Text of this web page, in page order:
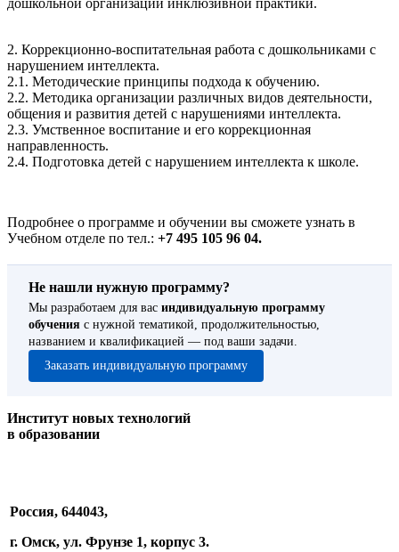
дошкольной организации инклюзивной практики.
2. Коррекционно-воспитательная работа с дошкольниками с
нарушением интеллекта.
2.1. Методические принципы подхода к обучению.
2.2. Методика организации различных видов деятельности,
общения и развития детей с нарушениями интеллекта.
2.3. Умственное воспитание и его коррекционная
направленность.
2.4. Подготовка детей с нарушением интеллекта к школе.
Подробнее о программе и обучении вы сможете узнать в
Учебном отделе по тел.: +7 495 105 96 04.
Не нашли нужную программу?
Мы разработаем для вас индивидуальную программу
обучения с нужной тематикой, продолжительностью,
названием и квалификацией — под ваши задачи.
Заказать индивидуальную программу
Институт новых технологий
в образовании
Россия, 644043,
г. Омск, ул. Фрунзе 1, корпус 3.